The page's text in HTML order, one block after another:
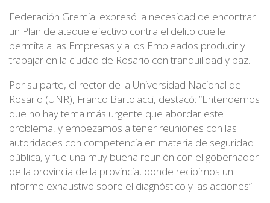
Federación Gremial expresó la necesidad de encontrar
un Plan de ataque efectivo contra el delito que le
permita a las Empresas y a los Empleados producir y
trabajar en la ciudad de Rosario con tranquilidad y paz.
Por su parte, el rector de la Universidad Nacional de
Rosario (UNR), Franco Bartolacci, destacó: “Entendemos
que no hay tema más urgente que abordar este
problema, y empezamos a tener reuniones con las
autoridades con competencia en materia de seguridad
pública, y fue una muy buena reunión con el gobernador
de la provincia de la provincia, donde recibimos un
informe exhaustivo sobre el diagnóstico y las acciones”.